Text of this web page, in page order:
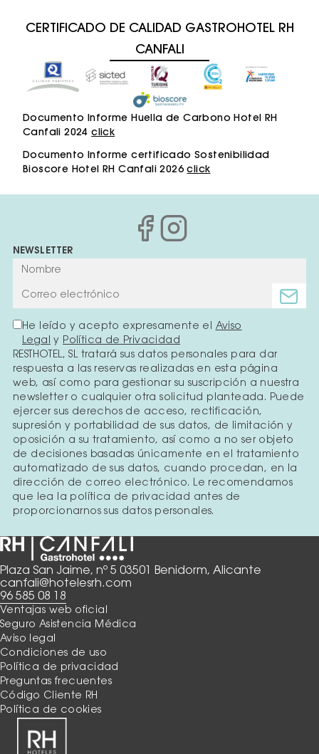
CERTIFICADO DE CALIDAD GASTROHOTEL RH
CANFALI
Documento Informe Huella de Carbono Hotel RH
Canfali 2024click
Documento Informe certificado Sostenibilidad
Bioscore Hotel RH Canfali 2026click
Plaza San Jaime, nº 5 03501 Benidorm, Alicante
canfali@hotelesrh.com
96 585 08 18
NEWSLETTER
He leído y acepto expresamente el Aviso
Legal y Política de Privacidad
RESTHOTEL, SL tratará sus datos personales para dar
respuesta a las reservas realizadas en esta página
web, así como para gestionar su suscripción a nuestra
newsletter o cualquier otra solicitud planteada. Puede
ejercer sus derechos de acceso, rectificación,
supresión y portabilidad de sus datos, de limitación y
oposición a su tratamiento, así como a no ser objeto
de decisiones basadas únicamente en el tratamiento
automatizado de sus datos, cuando procedan, en la
dirección de correo electrónico. Le recomendamos
que lea la política de privacidad antes de
proporcionarnos sus datos personales.
Ventajas web oficial
Seguro Asistencia Médica
Aviso legal
Condiciones de uso
Política de privacidad
Preguntas frecuentes
Código Cliente RH
Política de cookies